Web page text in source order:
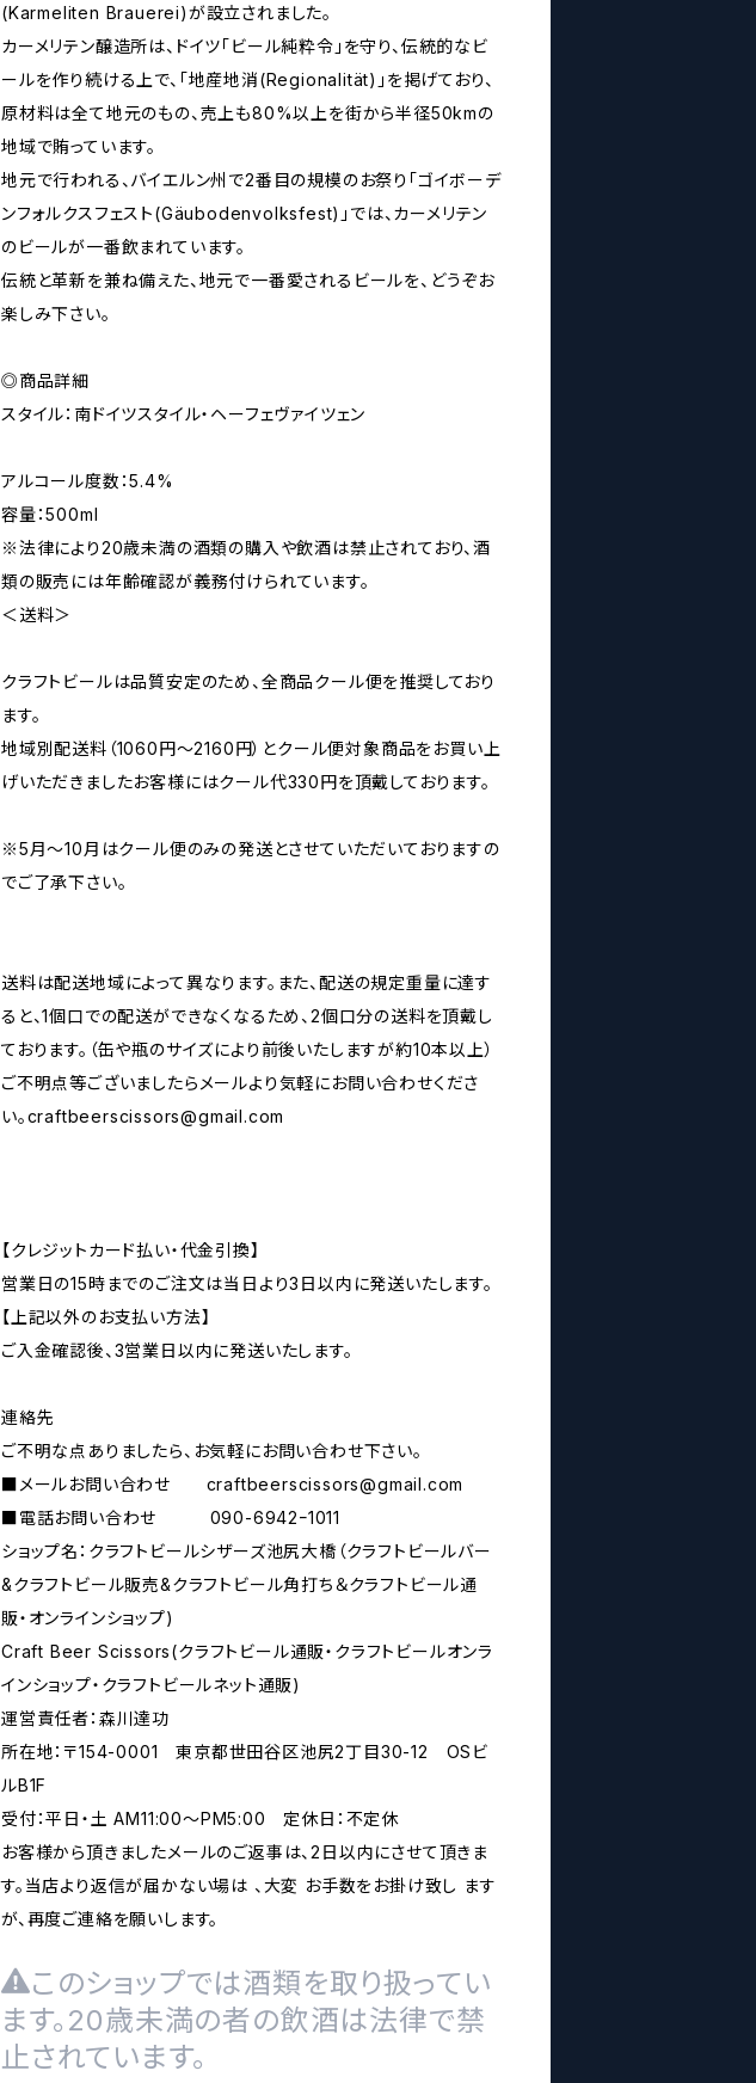
(Karmeliten Brauerei)が設立されました。
カーメリテン醸造所は、ドイツ「ビール純粋令」を守り、伝統的なビ
ールを作り続ける上で、「地産地消(Regionalität)」を掲げており、
原材料は全て地元のもの、売上も80%以上を街から半径50kmの
地域で賄っています。
地元で行われる、バイエルン州で2番目の規模のお祭り「ゴイボーデ
ンフォルクスフェスト(Gäubodenvolksfest)」では、カーメリテン
のビールが一番飲まれています。
伝統と革新を兼ね備えた、地元で一番愛されるビールを、どうぞお
楽しみ下さい。
◎商品詳細
スタイル：南ドイツスタイル・ヘーフェヴァイツェン
アルコール度数：5.4%
容量：500ml
※法律により20歳未満の酒類の購入や飲酒は禁止されており、酒
類の販売には年齢確認が義務付けられています。
＜送料＞
クラフトビールは品質安定のため、全商品クール便を推奨しており
ます。
地域別配送料（1060円～2160円）とクール便対象商品をお買い上
げいただきましたお客様にはクール代330円を頂戴しております。
※5月～10月はクール便のみの発送とさせていただいておりますの
でご了承下さい。
送料は配送地域によって異なります。また、配送の規定重量に達す
ると、1個口での配送ができなくなるため、2個口分の送料を頂戴し
ております。（缶や瓶のサイズにより前後いたしますが約10本以上）
ご不明点等ございましたらメールより気軽にお問い合わせくださ
い。craftbeerscissors@gmail.com
【クレジットカード払い・代金引換】
営業日の15時までのご注文は当日より3日以内に発送いたします。
【上記以外のお支払い方法】
ご入金確認後、3営業日以内に発送いたします。
連絡先
ご不明な点ありましたら、お気軽にお問い合わせ下さい。
■メールお問い合わせ craftbeerscissors@gmail.com
■電話お問い合わせ 090-6942ｰ1011
ショップ名：クラフトビールシザーズ池尻大橋（クラフトビールバー
&クラフトビール販売&クラフトビール角打ち＆クラフトビール通
販・オンラインショップ)
Craft Beer Scissors(クラフトビール通販・クラフトビールオンラ
インショップ・クラフトビールネット通販)
運営責任者：森川達功
所在地：〒154-0001 東京都世田谷区池尻2丁目30-12 OSビ
ルB1F
受付：平日・土 AM11:00～PM5:00 定休日：不定休
お客様から頂きましたメールのご返事は、2日以内にさせて頂きま
す。当店より返信が届かない場は 、大変 お手数をお掛け致し ます
が、再度ご連絡を願いします。
このショップでは酒類を取り扱ってい
ます。20歳未満の者の飲酒は法律で禁
止されています。